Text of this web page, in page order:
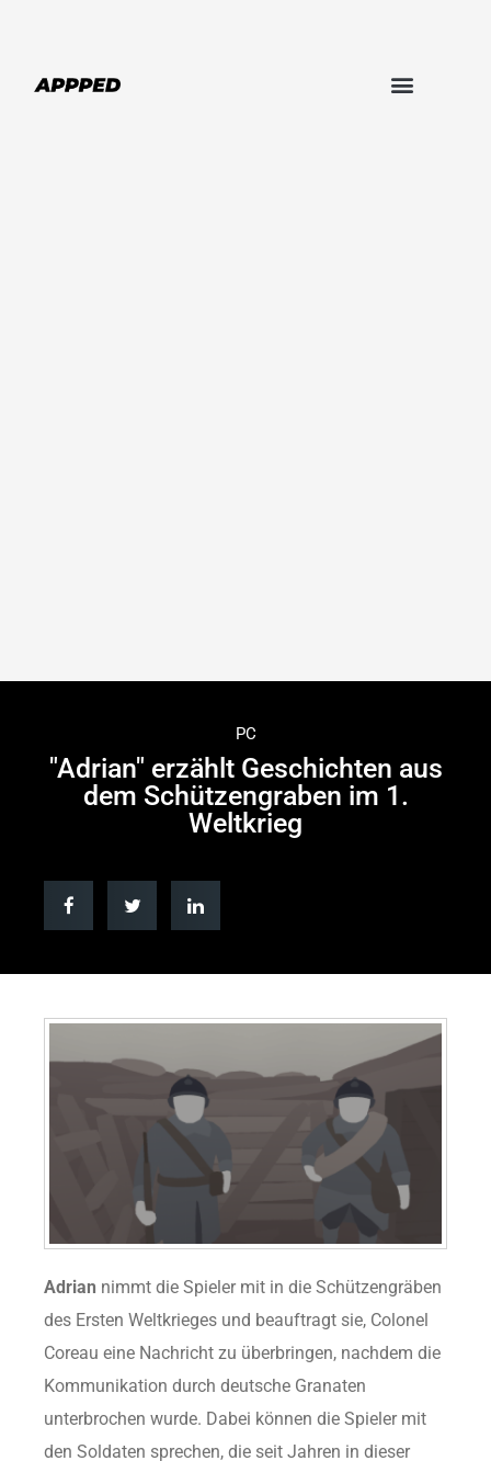
PC
"Adrian" erzählt Geschichten aus
dem Schützengraben im 1.
Weltkrieg
Adrian nimmt die Spieler mit in die Schützengräben
des Ersten Weltkrieges und beauftragt sie, Colonel
Coreau eine Nachricht zu überbringen, nachdem die
Kommunikation durch deutsche Granaten
unterbrochen wurde. Dabei können die Spieler mit
den Soldaten sprechen, die seit Jahren in dieser